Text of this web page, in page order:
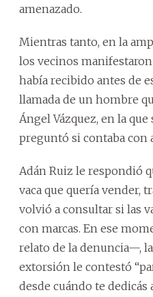
amenazado.
Mientras tanto, en la
los vecinos
había recibido antes de
llamada de un hombre
Ángel Vázquez, en la
preguntó si contaba con
Adán Ruiz le respondió
vaca que quería vender,
volvió a consultar si las
con marcas. En ese
relato de la denuncia—,
extorsión le contestó
desde cuándo te dedicás